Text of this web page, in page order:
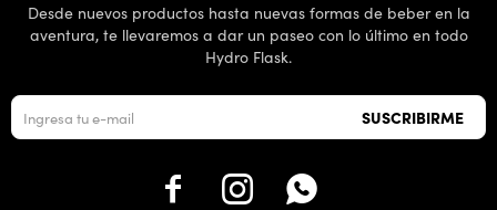
Desde nuevos productos hasta nuevas formas de beber en la
aventura, te llevaremos a dar un paseo con lo último en todo
Hydro Flask.
SUSCRIBIRME
  